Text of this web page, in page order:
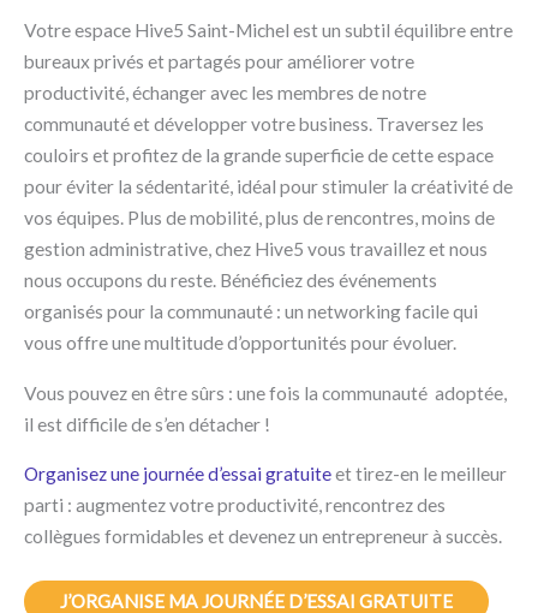
Votre espace Hive5 Saint-Michel est un subtil équilibre entre
bureaux privés et partagés pour améliorer votre
productivité, échanger avec les membres de notre
communauté et développer votre business. Traversez les
couloirs et profitez de la grande superficie de cette espace
pour éviter la sédentarité, idéal pour stimuler la créativité de
vos équipes. Plus de mobilité, plus de rencontres, moins de
gestion administrative, chez Hive5 vous travaillez et nous
nous occupons du reste. Bénéficiez des événements
organisés pour la communauté : un networking facile qui
vous offre une multitude d’opportunités pour évoluer.
Vous pouvez en être sûrs : une fois la communauté adoptée,
il est difficile de s’en détacher !
Organisez une journée d’essai gratuiteet tirez-en le meilleur
parti : augmentez votre productivité, rencontrez des
collègues formidables et devenez un entrepreneur à succès.
J’ORGANISE MA JOURNÉE D’ESSAI GRATUITE